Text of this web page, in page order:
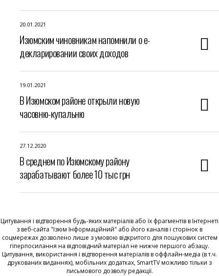
20.01.2021
Изюмским чиновникам напомнили о е-
декларировании своих доходов
19.01.2021
В Изюмском районе открыли новую
часовню-купальню
27.12.2020
В среднем по Изюмскому району
зарабатывают более 10 тыс грн
Цитування і відтворення будь-яких матеріалів або їх фрагментів в Інтернеті
з веб-сайта "Ізюм Інформаційний" або його каналів і сторінок в
соцмережах дозволено лише з умовою відкритого для пошукових систем
гіперпосилання на відповідний матеріал не нижче першого абзацу.
Цитування, використання і відтворення матеріалів в оффлайн-медіа (в т.ч.
друкованих виданнях), мобільних додатках, SmartTV можливо тільки з
письмового дозволу редакції.